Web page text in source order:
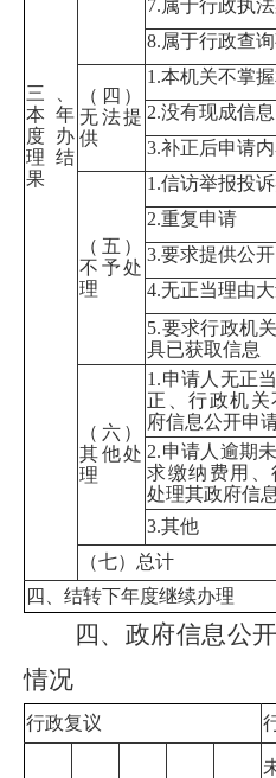
三、
本年
度办
理结
果
7.属于行政执
8.属于行政查
（四）
无法提
供
1.本机关不掌
2.没有现成信
3.补正后申请
（五）
不予处
理
1.信访举报投
2.重复申请
3.要求提供公
4.无正当理由
5.要求行政机
具已获取信息
（六）
其他处
理
1.申请人无正
正、行政机关
府信息公开申
2.申请人逾期
求缴纳费用
处理其政府信
3.其他
（七）总计
四、结转下年度继续办理
四、政府信息公
情况
行政复议